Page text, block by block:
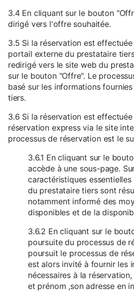
3.4 En cliquant sur le bouton
dirigé vers l'offre souhaitée.
3.5 Si la réservation est
portail externe du prestataire
redirigé vers le site web du
sur le bouton "Offre". Le
basé sur les informations
tiers.
3.6 Si la réservation est
réservation express via le site
processus de réservation est le
3.6.1 En cliquant sur le
accède à une sous-page.
caractéristiques
du prestataire tiers sont
notamment informé des
disponibles et de la
3.6.2 En cliquant sur le
poursuite du processus de
poursuit le processus de
est alors invité à fournir les
nécessaires à la
et prénom ,son adresse en